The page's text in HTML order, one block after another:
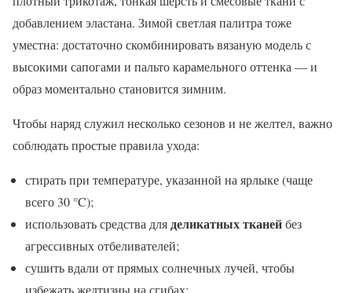
добавлением эластана. Зимой светлая палитра тоже
уместна: достаточно скомбинировать вязаную модель с
высокими сапогами и пальто карамельного оттенка — и
образ моментально становится зимним.
Чтобы наряд служил несколько сезонов и не желтел, важно
соблюдать простые правила ухода:
стирать при температуре, указанной на ярлыке (чаще
всего 30 °C);
использовать средства дляделикатных тканейбез
агрессивных отбеливателей;
сушить вдали от прямых солнечных лучей, чтобы
избежать желтизны на сгибах;